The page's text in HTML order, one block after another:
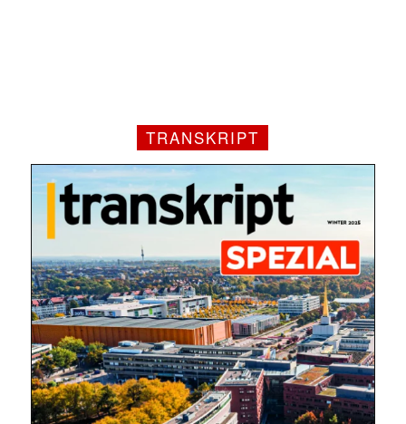
Mit dem |transkript-Newsletter
jede Woche aktuell informiert.
E-
Mail
(erforderlich)
TRANSKRIPT